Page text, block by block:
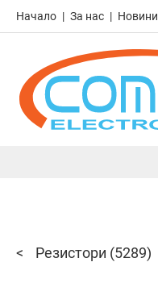
Начало За нас Новини
Резистори (5289)